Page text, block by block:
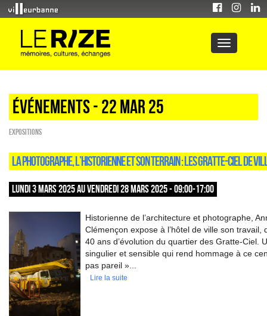
Événements - 22 Mar 25
EXPOSITIONS
LA PHOTOGRAPHE, L’HISTORIENNE ET SON TERRAIN : LES GRATTE-CIEL DE
LUNDI 3 MARS 2025 AU VENDREDI 28 MARS 2025 - 09:00-17:00
Historienne de l’architecture et photographe,
Clémençon expose à l’hôtel de ville son travail,
40 ans d’évolution du quartier des Gratte-Ciel.
singulier et sensible qui rend hommage à ce
pas pareil »...
Lire la suite